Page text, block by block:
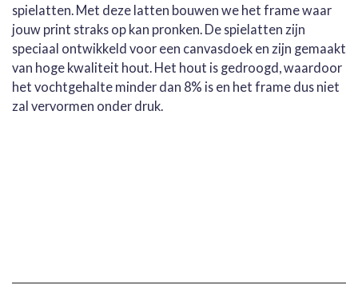
spielatten. Met deze latten bouwen we het frame waar
jouw print straks op kan pronken. De spielatten zijn
speciaal ontwikkeld voor een canvasdoek en zijn gemaakt
van hoge kwaliteit hout. Het hout is gedroogd, waardoor
het vochtgehalte minder dan 8% is en het frame dus niet
zal vervormen onder druk.